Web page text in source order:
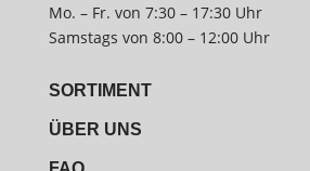
Mo. – Fr. von 7:30 – 17:30 Uhr
Samstags von 8:00 – 12:00 Uhr
SORTIMENT
ÜBER UNS